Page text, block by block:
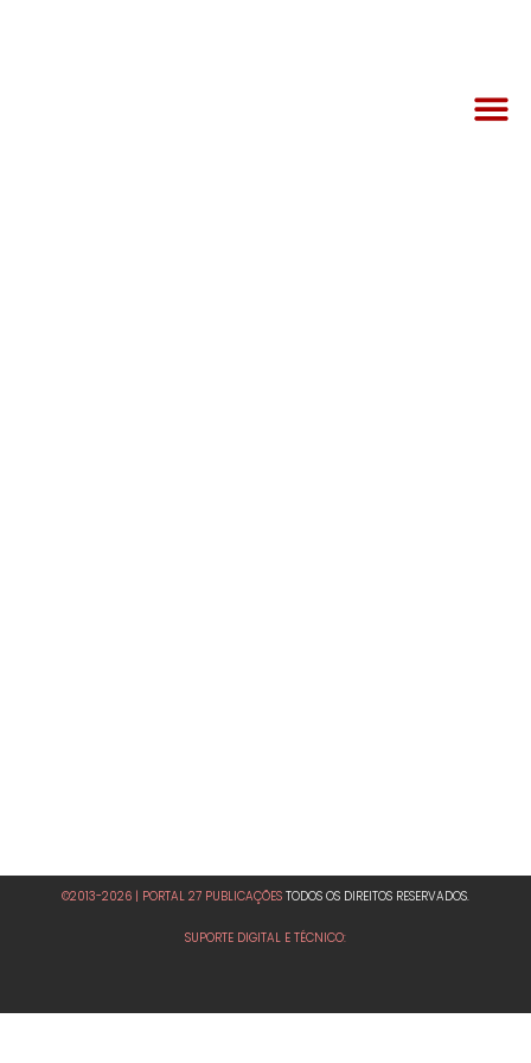
©2013-2026 | PORTAL 27 PUBLICAÇÕES TODOS OS DIREITOS RESERVADOS.
SUPORTE DIGITAL E TÉCNICO: